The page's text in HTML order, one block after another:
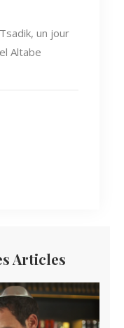
un jour
Altabe
Articles